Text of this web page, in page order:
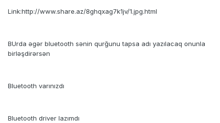
Link:http://www.share.az/8ghqxag7k1jv/1.jpg.html
BUrda əgər bluetooth sənin qurğunu tapsa adı yazılacaq onunla
birləşdirərsən
Bluetooth varınızdı
Bluetooth driver lazımdı